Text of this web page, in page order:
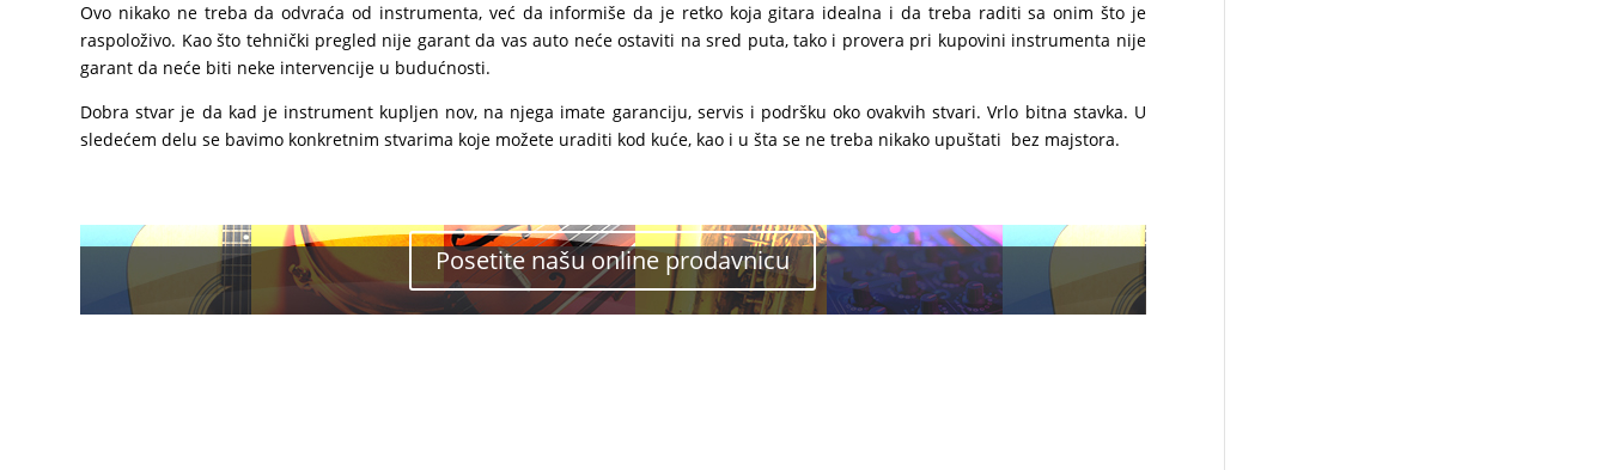
Ovo nikako ne treba da odvraća od instrumenta, već da informiše da je retko koja gitara idealna i da treba raditi sa onim što je
raspoloživo. Kao što tehnički pregled nije garant da vas auto neće ostaviti na sred puta, tako i provera pri kupovini instrumenta nije
garant da neće biti neke intervencije u budućnosti.
Dobra stvar je da kad je instrument kupljen nov, na njega imate garanciju, servis i podršku oko ovakvih stvari. Vrlo bitna stavka. U
sledećem delu se bavimo konkretnim stvarima koje možete uraditi kod kuće, kao i u šta se ne treba nikako upuštati bez majstora.
Posetite našu online prodavnicu